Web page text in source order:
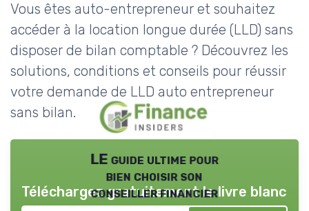
Vous êtes auto-entrepreneur et souhaitez
accéder à la location longue durée (LLD) sans
disposer de bilan comptable ? Découvrez les
solutions, conditions et conseils pour réussir
votre demande de LLD auto entrepreneur
sans bilan.
LE guide ultime pour
bien choisir son
conseiller financier
Téléchargez gratuitement le livre blanc